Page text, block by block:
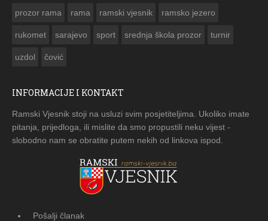
prozor rama rama ramski vjesnik ramsko jezero
rukomet sarajevo sport srednja škola prozor turnir
uzdol čović
INFORMACIJE I KONTAKT
Ramski Vjesnik stoji na usluzi svim posjetiteljima. Ukoliko imate
pitanja, prijedloga, ili mislite da smo propustili neku vijest -
slobodno nam se obratite putem nekih od linkova ispod.
Pošalji članak